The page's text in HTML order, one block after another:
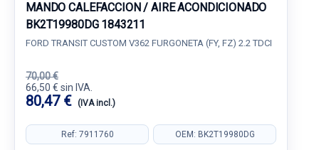
MANDO CALEFACCION / AIRE ACONDICIONADO
BK2T19980DG 1843211
FORD TRANSIT CUSTOM V362 FURGONETA (FY, FZ) 2.2 TDCI
70,00 €
66,50 € sin IVA.
80,47 € (IVA incl.)
Ref: 7911760 OEM: BK2T19980DG